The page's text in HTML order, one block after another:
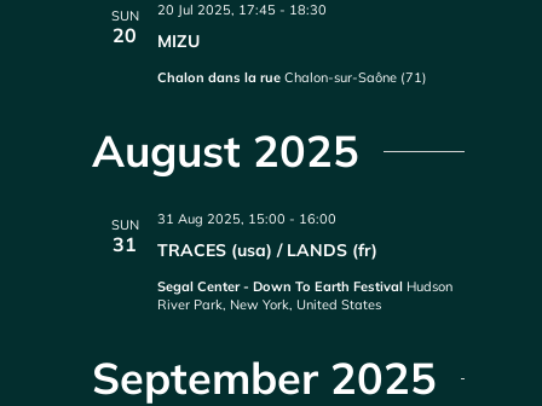
SUN
20 MIZU
20 Jul 2025, 17:45 - 18:30
Chalon dans la rueChalon-sur-Saône (71)
August 2025
SUN
31 TRACES (usa) / LANDS (fr)
31 Aug 2025, 15:00 - 16:00
Segal Center - Down To Earth Festival Hudson
River Park, New York, United States
September 2025